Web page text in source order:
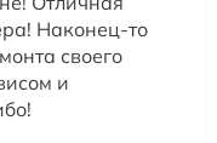
Наконец-то
своего
и